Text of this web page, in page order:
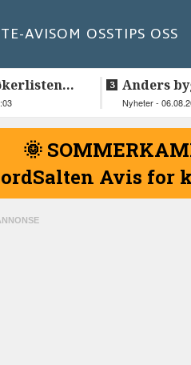
E-AVISOM OSSTIPS OSS
Anders
Nyheter -
🌞
Avis for